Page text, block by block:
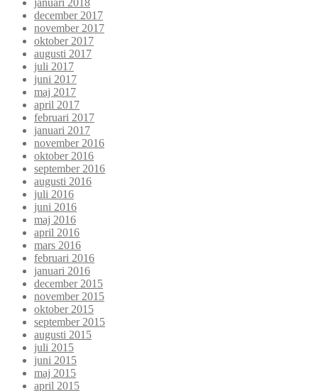
december 2017
november 2017
oktober 2017
augusti 2017
juli 2017
juni 2017
maj 2017
april 2017
februari 2017
januari 2017
november 2016
oktober 2016
september 2016
augusti 2016
juli 2016
juni 2016
maj 2016
april 2016
mars 2016
februari 2016
januari 2016
december 2015
november 2015
oktober 2015
september 2015
augusti 2015
juli 2015
juni 2015
maj 2015
april 2015